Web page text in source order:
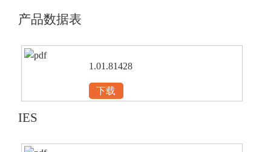
产品数据表
1.01.81428
下载
IES